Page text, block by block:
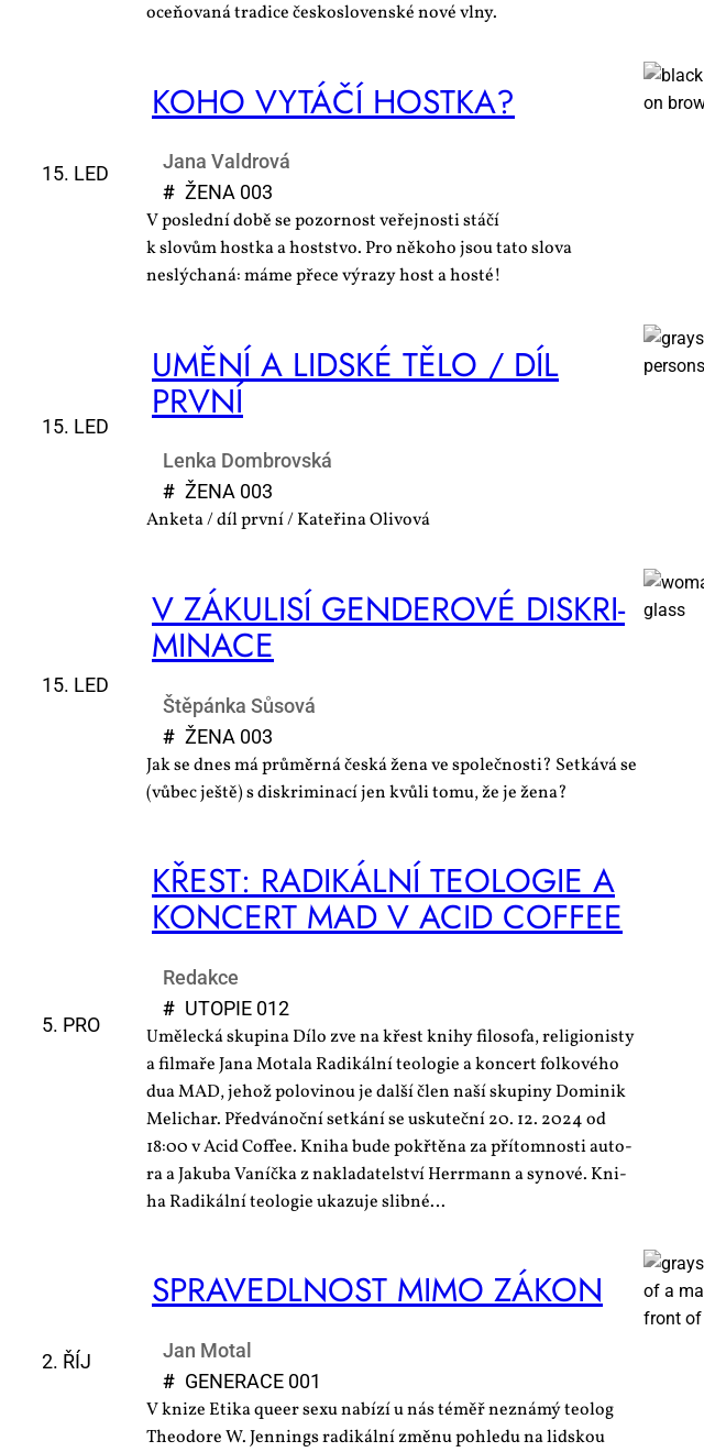
oceňovaná tradice československé nové vlny.
15. LED
KO­HO VY­TÁ­ČÍ HOST­KA?
Jana Valdrová
# ŽE­NA 003
V poslední době se pozornost veřejnosti stáčí
k slovům hostka a hoststvo. Pro někoho jsou tato slova
neslýchaná: máme přece výrazy host a hosté!
15. LED
UMĚ­NÍ A LID­SKÉ TĚ­LO / DÍL
PRV­NÍ
Lenka Dombrovská
# ŽE­NA 003
Anketa / díl první / Kateřina Olivová
15. LED
V ZÁ­KU­LI­SÍ GEN­DE­RO­VÉ DIS­KRI­
MI­NA­CE
Štěpánka Sůsová
# ŽE­NA 003
Jak se dnes má průměrná česká žena ve společnosti? Setkává se
(vůbec ještě) s diskriminací jen kvůli tomu, že je žena?
5. PRO
KŘEST: RA­DI­KÁL­NÍ TE­O­LO­GIE A
KON­CERT MAD V ACID CO­F­FEE
Redakce
# UTO­PIE 012
Umě­lec­ká sku­pi­na Dí­lo zve na křest kni­hy fi­lo­so­fa, re­li­gi­o­nis­ty
a fil­ma­ře Ja­na Mo­ta­la Ra­di­kál­ní te­o­lo­gie a kon­cert fol­ko­vé­ho
dua MAD, je­hož po­lo­vi­nou je dal­ší člen na­ší sku­pi­ny Do­mi­nik
Me­li­char. Před­vá­noč­ní se­tká­ní se usku­teč­ní 20. 12. 2024 od
18:00 v Acid Co­f­fee. Kni­ha bu­de po­křtě­na za pří­tom­nos­ti au­to­
ra a Ja­ku­ba Va­níč­ka z na­kla­da­tel­ství Herr­mann a sy­no­vé. Kni­
ha Ra­di­kál­ní te­o­lo­gie uka­zu­je slib­né…
2. ŘÍJ
SPRA­VE­DL­NOST MI­MO ZÁ­KON
Jan Motal
# GE­NE­RA­CE 001
V knize Etika queer sexu nabízí u nás téměř neznámý teolog
Theodore W. Jennings radikální změnu pohledu na lidskou